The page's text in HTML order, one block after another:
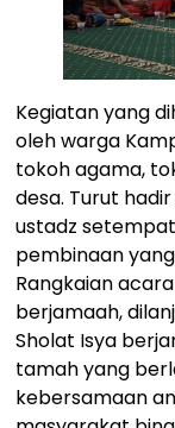
Kegiatan yang
oleh warga
tokoh agama,
desa. Turut
ustadz
pembinaan
Rangkaian
berjamaah,
Sholat Isya
tamah yang
kebersamaan